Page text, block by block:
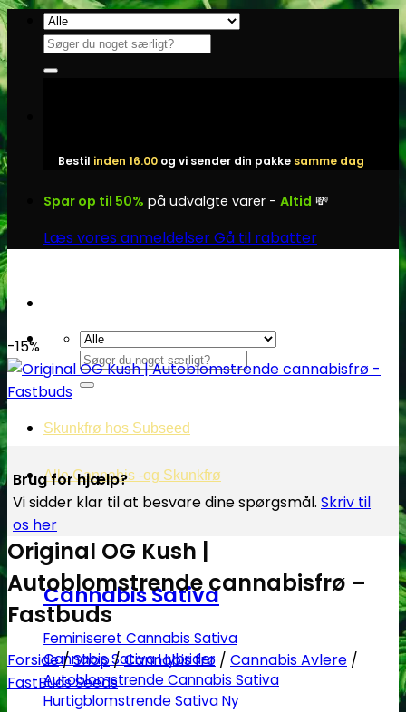
Fortsæt
indhold
Søg
efter:
Bestil inden 16.00 og vi sender din pakke samme dag
Spar op til 50% på udvalgte varer - Altid 💸
Læs vores anmeldelserGå til rabatter
Søg
efter:
Skunkfrø hos Subseed
Alle Cannabis -og Skunkfrø
Cannabis Sativa
Feminiseret Cannabis Sativa
Cannabis Sativa Hybrider
Autoblomstrende Cannabis Sativa
Hurtigblomstrende Sativa
-15%
Brug for hjælp?
Vi sidder klar til at besvare dine spørgsmål. Skriv til
os her
Original OG Kush |
Autoblomstrende cannabisfrø –
Fastbuds
Forside/Shop/Cannabis frø / Cannabis Avlere /
FastBuds Seeds